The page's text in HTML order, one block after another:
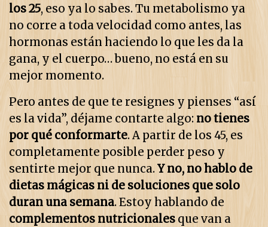
los 25, eso ya lo sabes. Tu metabolismo ya
no corre a toda velocidad como antes, las
hormonas están haciendo lo que les da la
gana, y el cuerpo… bueno, no está en su
mejor momento.
Pero antes de que te resignes y pienses “así
es la vida”, déjame contarte algo: no tienes
por qué conformarte. A partir de los 45, es
completamente posible perder peso y
sentirte mejor que nunca.Y no, no hablo de
dietas mágicas ni de soluciones que solo
duran una semana. Estoy hablando de
complementos nutricionales que van a